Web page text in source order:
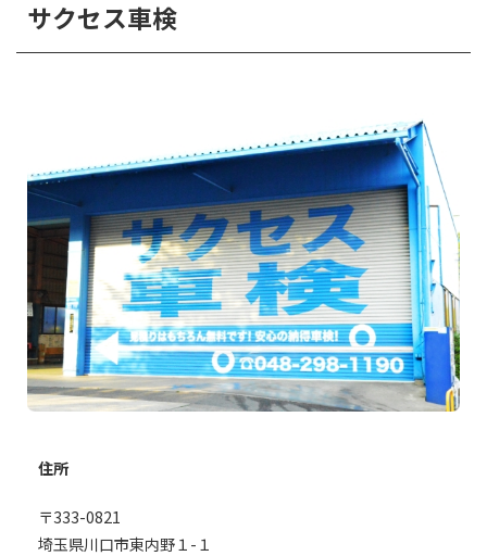
サクセス車検
住所
〒333-0821
埼玉県川口市東内野１-１